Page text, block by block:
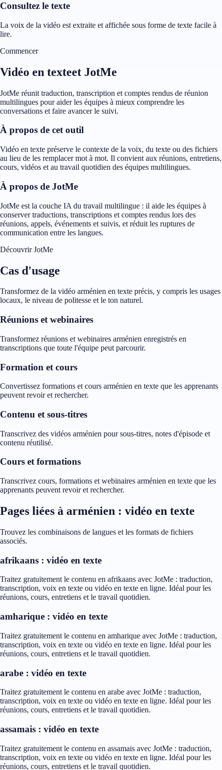
Consultez le texte
La voix de la vidéo est extraite et affichée sous forme de texte facile à
lire.
Commencer
Vidéo en texteet JotMe
JotMe réunit traduction, transcription et comptes rendus de réunion
multilingues pour aider les équipes à mieux comprendre les
conversations et faire avancer le suivi.
À propos de cet outil
Vidéo en texte préserve le contexte de la voix, du texte ou des fichiers
au lieu de les remplacer mot à mot. Il convient aux réunions, entretiens,
cours, vidéos et au travail quotidien des équipes multilingues.
À propos de JotMe
JotMe est la couche IA du travail multilingue : il aide les équipes à
conserver traductions, transcriptions et comptes rendus lors des
réunions, appels, événements et suivis, et réduit les ruptures de
communication entre les langues.
Découvrir JotMe
Cas d'usage
Transformez de la vidéo arménien en texte précis, y compris les usages
locaux, le niveau de politesse et le ton naturel.
Réunions et webinaires
Transformez réunions et webinaires arménien enregistrés en
transcriptions que toute l'équipe peut parcourir.
Formation et cours
Convertissez formations et cours arménien en texte que les apprenants
peuvent revoir et rechercher.
Contenu et sous-titres
Transcrivez des vidéos arménien pour sous-titres, notes d'épisode et
contenu réutilisé.
Cours et formations
Transcrivez cours, formations et webinaires arménien en texte que les
apprenants peuvent revoir et rechercher.
Pages liées à arménien : vidéo en texte
Trouvez les combinaisons de langues et les formats de fichiers
associés.
afrikaans : vidéo en texte
Traitez gratuitement le contenu en afrikaans avec JotMe : traduction,
transcription, voix en texte ou vidéo en texte en ligne. Idéal pour les
réunions, cours, entretiens et le travail quotidien.
amharique : vidéo en texte
Traitez gratuitement le contenu en amharique avec JotMe : traduction,
transcription, voix en texte ou vidéo en texte en ligne. Idéal pour les
réunions, cours, entretiens et le travail quotidien.
arabe : vidéo en texte
Traitez gratuitement le contenu en arabe avec JotMe : traduction,
transcription, voix en texte ou vidéo en texte en ligne. Idéal pour les
réunions, cours, entretiens et le travail quotidien.
assamais : vidéo en texte
Traitez gratuitement le contenu en assamais avec JotMe : traduction,
transcription, voix en texte ou vidéo en texte en ligne. Idéal pour les
réunions, cours, entretiens et le travail quotidien.